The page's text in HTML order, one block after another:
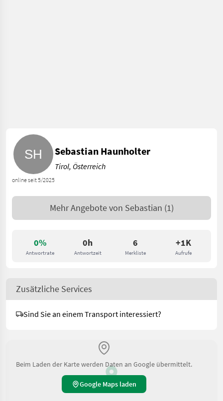
0%
Antwortrate
0h
Antwortzeit
6
Merkliste
+1K
Aufrufe
online seit 5/2025
Sebastian Haunholter
Tirol, Österreich
Mehr Angebote von Sebastian (1)
Zusätzliche Services
Sind Sie an einem Transport interessiert?
Beim Laden der Karte werden Daten an Google übermittelt.
Google Maps laden